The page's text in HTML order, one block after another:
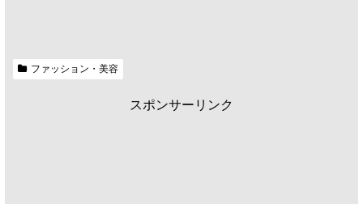
ファッション・美容
スポンサーリンク